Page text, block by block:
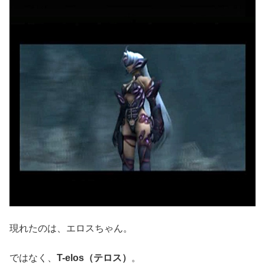
現れたのは、エロスちゃん。
ではなく、 T-elos（テロス） 。